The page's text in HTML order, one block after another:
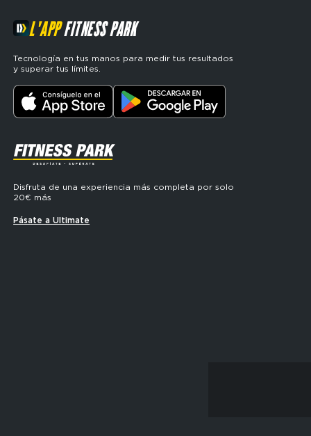
L'APPFITNESS PARK
Tecnología en tus manos para medir tus resultados
y superar tus límites.
SVG
Disfruta de una experiencia más completa por solo
20€ más
Pásate a Ultimate